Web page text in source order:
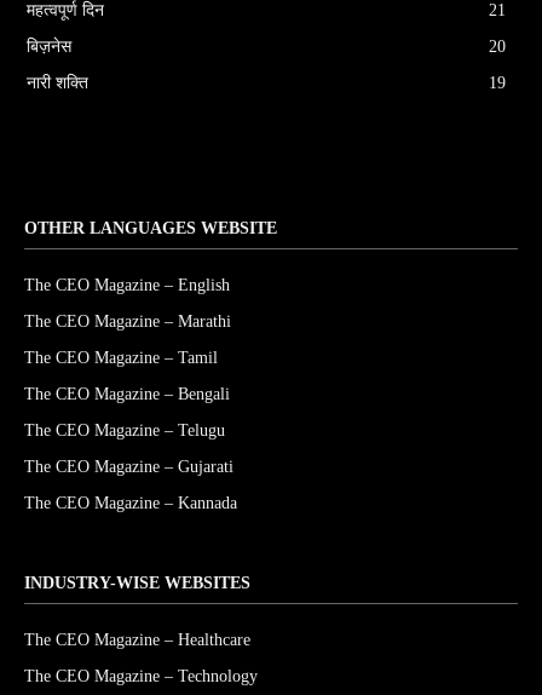
महत्वपूर्ण दिन
21
बिज़नेस
20
नारी शक्ति
19
OTHER LANGUAGES WEBSITE
The CEO Magazine – English
The CEO Magazine – Marathi
The CEO Magazine – Tamil
The CEO Magazine – Bengali
The CEO Magazine – Telugu
The CEO Magazine – Gujarati
The CEO Magazine – Kannada
INDUSTRY-WISE WEBSITES
The CEO Magazine – Healthcare
The CEO Magazine – Technology